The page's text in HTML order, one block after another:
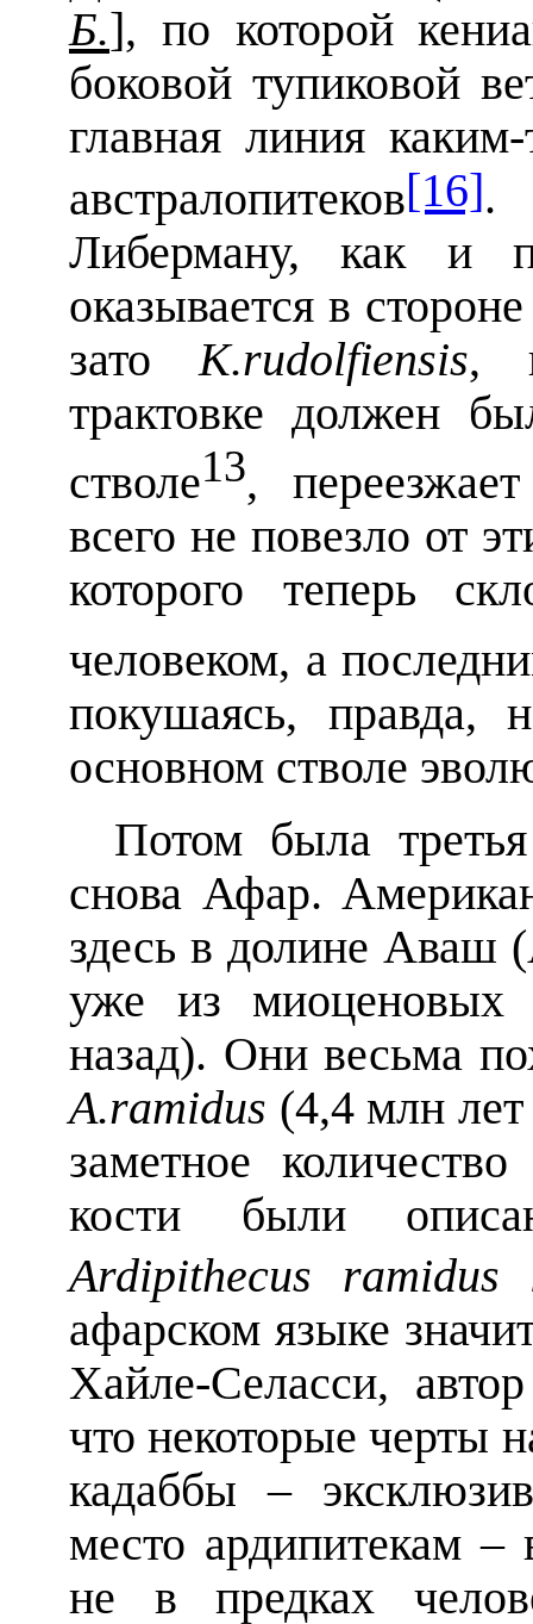
Б.], по которой
боковой тупиковой
главная линия
австралопитеков[16].
Либерману, как и
оказывается в
зато K.rudolfiensis,
трактовке должен
стволе13,
всего не повезло от
которого теперь
человеком, а
покушаясь,
основном стволе
Потом была
снова Афар.
здесь в долине Аваш
уже из миоценовых
назад). Они весьма
A.ramidus (4,4 млн
заметное
кости были
Ardipithecus ramidus
афарском языке
Хайле-Селасси,
что некоторые черты
кадаббы –
место ардипитекам –
не в предках